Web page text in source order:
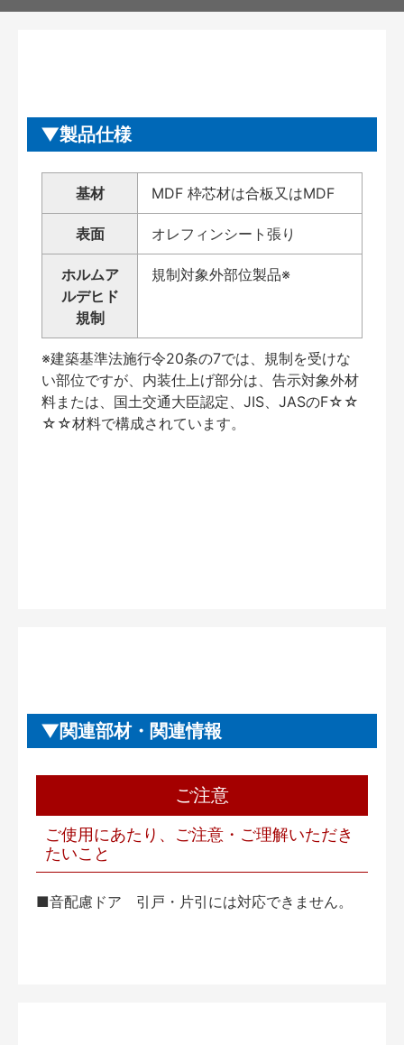
製品仕様
基材 MDF 枠芯材は合板又はMDF
表面 オレフィンシート張り
ホルムア
ルデヒド
規制
規制対象外部位製品※
※建築基準法施行令20条の7では、規制を受けな
い部位ですが、内装仕上げ部分は、告示対象外材
料または、国土交通大臣認定、JIS、JASのF☆☆
☆☆材料で構成されています。
関連部材・関連情報
ご注意
ご使用にあたり、ご注意・ご理解いただき
たいこと
■音配慮ドア 引戸・片引には対応できません。